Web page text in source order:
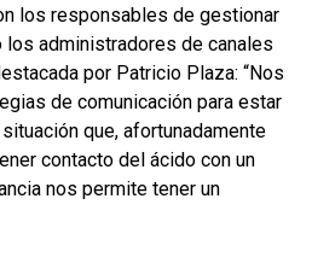
los responsables de gestionar
los administradores de canales
por Patricio Plaza: “Nos
de comunicación para estar
que, afortunadamente
contacto del ácido con un
nos permite tener un